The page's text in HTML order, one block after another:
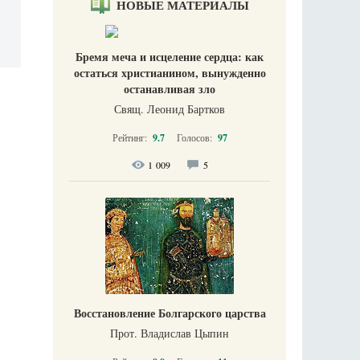
НОВЫЕ МАТЕРИАЛЫ
Бремя меча и исцеление сердца: как
остаться христианином, вынужденно
останавливая зло
Свящ. Леонид Бартков
Рейтинг: 9.7 Голосов: 97
1 009 5
Восстановление Болгарского царства
Прот. Владислав Цыпин